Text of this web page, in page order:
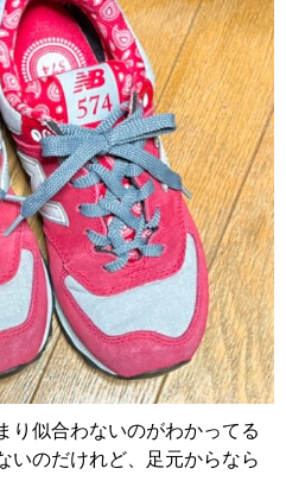
り似合わないのがわかってる
いのだけれど、足元からなら